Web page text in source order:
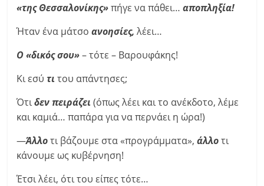
«της Θεσσαλονίκης»πήγε να πάθει…αποπληξία!
Ήταν ένα μάτσοανοησίες, λέει…
Ο «δικός σου»– τότε – Βαρουφάκης!
Κι εσύτιτου απάντησες;
Ότιδεν πειράζει (όπως λέει και το ανέκδοτο, λέμε
και καμιά… παπάρα για να περνάει η ώρα!)
—Άλλοτι βάζουμε στα «προγράμματα»,άλλοτι
κάνουμε ως κυβέρνηση!
Έτσι λέει, ότι του είπες τότε…